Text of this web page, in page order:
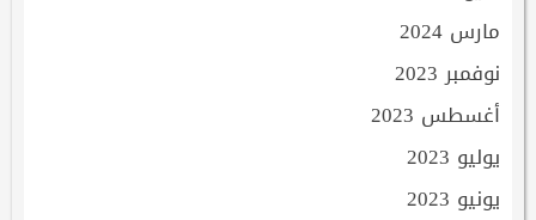
مارس 2024
نوفمبر 2023
أغسطس 2023
يوليو 2023
يونيو 2023